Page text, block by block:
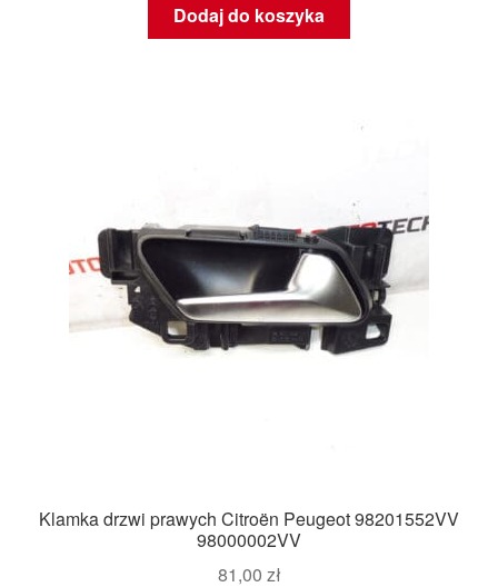
Dodaj do koszyka
Klamka drzwi prawych Citroën Peugeot 98201552VV
98000002VV
81,00 zł